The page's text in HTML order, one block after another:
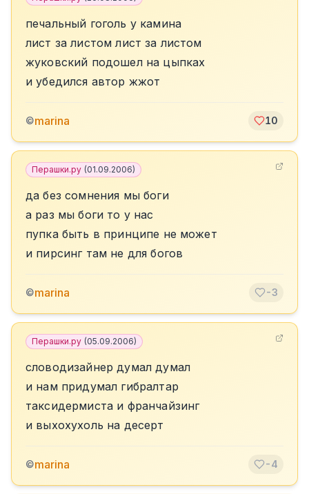
печальный гоголь у камина
лист за листом лист за листом
жуковский подошел на цыпках
и убедился автор жжот
©marina 10
Перашки.ру (01.09.2006)
да без сомнения мы боги
а раз мы боги то у нас
пупка быть в принципе не может
и пирсинг там не для богов
©marina -3
Перашки.ру (05.09.2006)
словодизайнер думал думал
и нам придумал гибралтар
таксидермиста и франчайзинг
и выхохухоль на десерт
©marina -4